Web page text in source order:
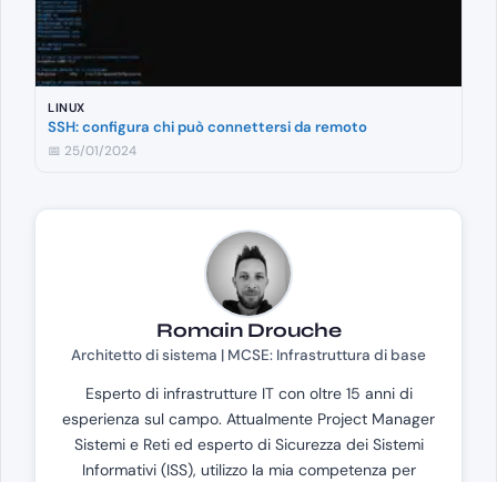
LINUX
SSH: configura chi può connettersi da remoto
📅 25/01/2024
Romain Drouche
Architetto di sistema | MCSE: Infrastruttura di base
Esperto di infrastrutture IT con oltre 15 anni di
esperienza sul campo. Attualmente Project Manager
Sistemi e Reti ed esperto di Sicurezza dei Sistemi
Informativi (ISS), utilizzo la mia competenza per